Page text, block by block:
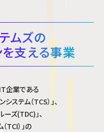
ムズの
を支える事業
企業である
ステム（TCS）」、
ーズ(TDC)」、
TCI）」の